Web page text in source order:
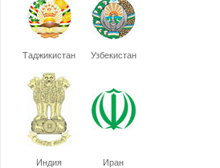
Таджикистан Узбекистан
Индия Иран